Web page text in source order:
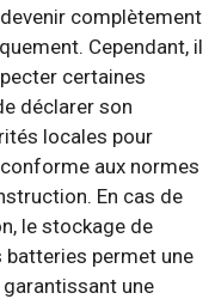
complètement
Cependant, il
certaines
déclarer son
locales pour
aux normes
En cas de
le stockage de
permet une
une